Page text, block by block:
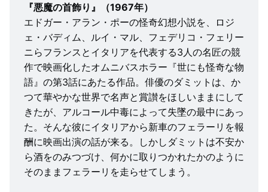
『悪魔の首飾り』（1967年）
エドガー・アラン・ポーの怪奇幻想小説を、ロジ
ェ・バディム、ルイ・マル、フェデリコ・フェリー
ニらフランスとイタリアを代表する3人の名匠の競
作で映画化したオムニバスホラー『世にも怪奇な物
語』の第3話にあたる作品。俳優のダミットは、か
つて華やかな世界で名声と賞讃をほしいままにして
きたが、アルコール中毒によって失墜の最中にあっ
た。そんな彼にイタリアから新車のフェラーリを報
酬に映画出演の話が来る。しかしダミットは不安か
ら酒をのみつづけ、何かに取りつかれたかのように
そのままフェラーリを走らせてしまう。